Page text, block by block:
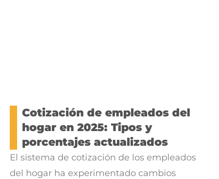
Cotización de empleados del
hogar en 2025: Tipos y
porcentajes actualizados
El sistema de cotización de los empleados
del hogar ha experimentado cambios